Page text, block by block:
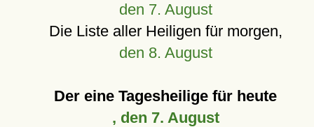
den 7. August
Die Liste aller Heiligen für morgen,
den 8. August
Der eine Tagesheilige für heute
, den 7. August